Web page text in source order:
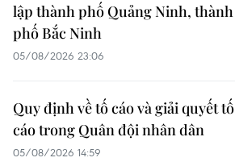
lập thành phố Quảng Ninh, thành
phố Bắc Ninh
05/08/2026 23:06
Quy định về tố cáo và giải quyết tố
cáo trong Quân đội nhân dân
05/08/2026 14:59